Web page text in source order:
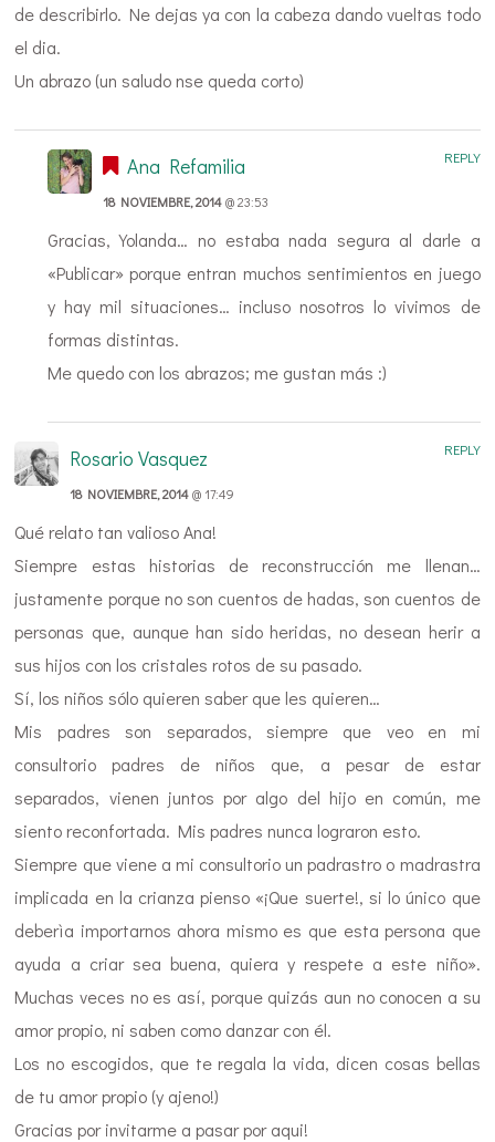
de describirlo. Ne dejas ya con la cabeza dando vueltas todo
el dia.
Un abrazo (un saludo nse queda corto)
Ana Refamilia
18 NOVIEMBRE, 2014@ 23:53
Gracias, Yolanda… no estaba nada segura al darle a
«Publicar» porque entran muchos sentimientos en juego
y hay mil situaciones… incluso nosotros lo vivimos de
formas distintas.
Me quedo con los abrazos; me gustan más :)
REPLY
Rosario Vasquez
18 NOVIEMBRE, 2014@ 17:49
Qué relato tan valioso Ana!
Siempre estas historias de reconstrucción me llenan…
justamente porque no son cuentos de hadas, son cuentos de
personas que, aunque han sido heridas, no desean herir a
sus hijos con los cristales rotos de su pasado.
Sí, los niños sólo quieren saber que les quieren…
Mis padres son separados, siempre que veo en mi
consultorio padres de niños que, a pesar de estar
separados, vienen juntos por algo del hijo en común, me
siento reconfortada. Mis padres nunca lograron esto.
Siempre que viene a mi consultorio un padrastro o madrastra
implicada en la crianza pienso «¡Que suerte!, si lo único que
deberìa importarnos ahora mismo es que esta persona que
ayuda a criar sea buena, quiera y respete a este niño».
Muchas veces no es así, porque quizás aun no conocen a su
amor propio, ni saben como danzar con él.
Los no escogidos, que te regala la vida, dicen cosas bellas
de tu amor propio (y ajeno!)
Gracias por invitarme a pasar por aqui!
REPLY